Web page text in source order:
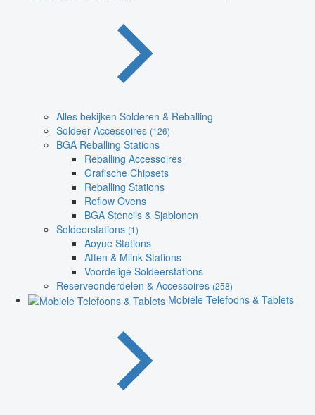
Alles bekijken Solderen & Reballing
Soldeer Accessoires (126)
BGA Reballing Stations
Reballing Accessoires
Grafische Chipsets
Reballing Stations
Reflow Ovens
BGA Stencils & Sjablonen
Soldeerstations (1)
Aoyue Stations
Atten & Mlink Stations
Voordelige Soldeerstations
Reserveonderdelen & Accessoires (258)
Mobiele Telefoons & Tablets